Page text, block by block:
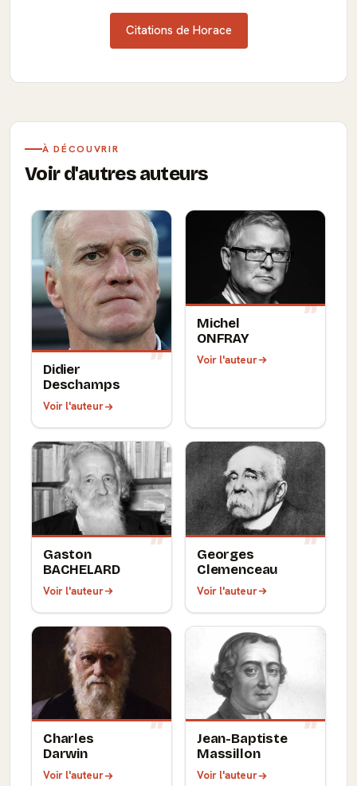
Citations de Horace
À DÉCOUVRIR
Voir d'autres auteurs
Didier
Deschamps
Voir l'auteur
Michel
ONFRAY
Voir l'auteur
Gaston
BACHELARD
Voir l'auteur
Georges
Clemenceau
Voir l'auteur
Charles
Darwin
Voir l'auteur
Jean-Baptiste
Massillon
Voir l'auteur